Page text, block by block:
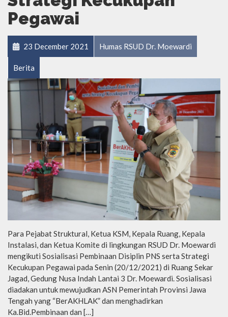
Pegawai
23 December 2021 Humas RSUD Dr. Moewardi
Berita
Para Pejabat Struktural, Ketua KSM, Kepala Ruang, Kepala
Instalasi, dan Ketua Komite di lingkungan RSUD Dr. Moewardi
mengikuti Sosialisasi Pembinaan Disiplin PNS serta Strategi
Kecukupan Pegawai pada Senin (20/12/2021) di Ruang Sekar
Jagad, Gedung Nusa Indah Lantai 3 Dr. Moewardi. Sosialisasi
diadakan untuk mewujudkan ASN Pemerintah Provinsi Jawa
Tengah yang “BerAKHLAK” dan menghadirkan
Ka.Bid.Pembinaan dan […]